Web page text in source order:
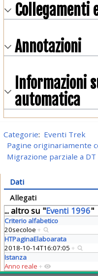
Collegamenti
Annotazioni
Informazioni
automatica
Categorie: Eventi Trek
Pagine originariamente
Migrazione parziale a DT
Dati
Allegati
... altro su "Eventi 1996"
Criterio alfabetico
20secoloe +
HTPaginaElaboarata
2018-10-14T16:07:05 +
Istanza
Anno reale +